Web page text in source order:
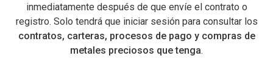
inmediatamente después de que envíe el contrato o
registro. Solo tendrá que iniciar sesión para consultar los
contratos, carteras, procesos de pago y compras de
metales preciosos que tenga.